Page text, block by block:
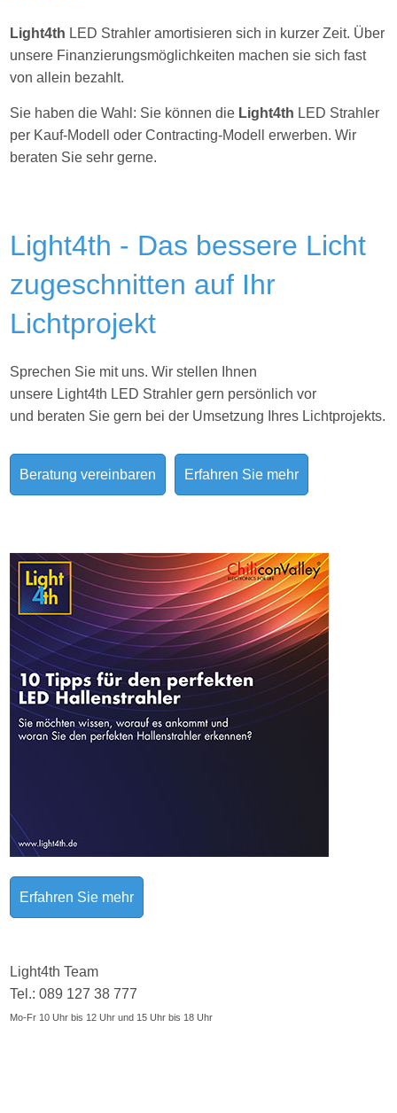
Light4th LED Strahler amortisieren sich in kurzer Zeit. Über
unsere Finanzierungsmöglichkeiten machen sie sich fast
von allein bezahlt.
Sie haben die Wahl: Sie können die Light4th LED Strahler
per Kauf-Modell oder Contracting-Modell erwerben. Wir
beraten Sie sehr gerne.
Light4th - Das bessere Licht
zugeschnitten auf Ihr
Lichtprojekt
Sprechen Sie mit uns. Wir stellen Ihnen
unsere Light4th LED Strahler gern persönlich vor
und beraten Sie gern bei der Umsetzung Ihres Lichtprojekts.
Beratung vereinbaren Erfahren Sie mehr
Erfahren Sie mehr
Light4th Team
Tel.: 089 127 38 777
Mo-Fr 10 Uhr bis 12 Uhr und 15 Uhr bis 18 Uhr